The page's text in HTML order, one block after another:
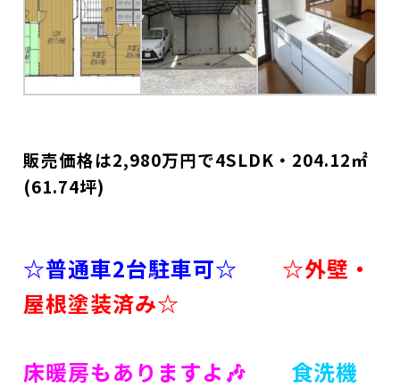
販売価格は2,980万円で4SLDK・204.12㎡
(61.74坪)
☆普通車2台駐車可☆ ☆外壁・
屋根塗装済み☆
床暖房もありますよ🎶 食洗機